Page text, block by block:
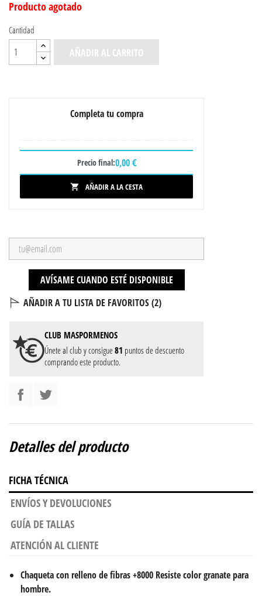
Producto agotado
Cantidad
AÑADIR AL CARRITO
Completa tu compra
Precio final:0,00 €
 AÑADIR A LA CESTA
AVÍSAME CUANDO ESTÉ DISPONIBLE
AÑADIR A TU LISTA DE FAVORITOS (2)
CLUB MASPORMENOS
Únete al club y consigue81 puntos de descuento
comprando este producto.
Detalles del producto
FICHA TÉCNICA
ENVÍOS Y DEVOLUCIONES
GUÍA DE TALLAS
ATENCIÓN AL CLIENTE
Chaqueta con relleno de fibras +8000 Resiste color granate para
hombre.